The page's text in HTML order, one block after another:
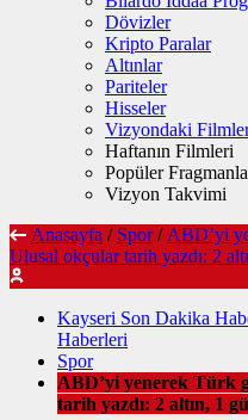
Dövizler
Kripto Paralar
Altınlar
Pariteler
Hisseler
Vizyondaki
Haftanın Filmleri
Popüler
Vizyon Takvimi
Anasayfa / Spor / ABD’yi
Ulusal okçular tarih yazdı: 2
Kayseri Son Dakika
Haberleri
Spor
ABD’yi yenerek Türk
tarih yazdı: 2 altın, 1